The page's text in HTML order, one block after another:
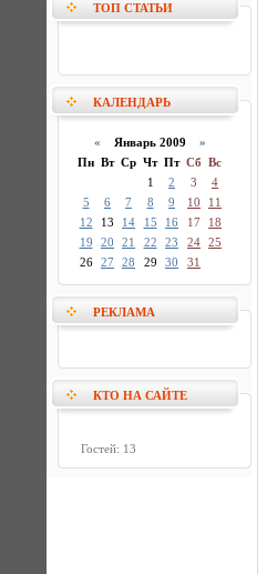
ТОП СТАТЬИ
КАЛЕНДАРЬ
« Январь 2009 »
Пн Вт Ср Чт Пт Сб Вс
1
2 3
4
5
6 7 8 9 10
11
12
13 14 15 16 17
18
19
20 21 22 23 24 25
26
27 28 29 30 31
РЕКЛАМА
КТО НА САЙТЕ
Гостей: 13